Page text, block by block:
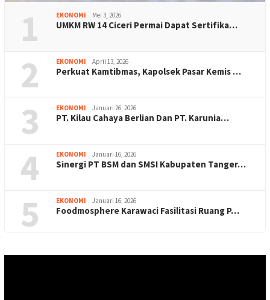
1 EKONOMI Mei 3, 2026
UMKM RW 14 Ciceri Permai Dapat Sertifika…
2 EKONOMI April 13, 2026
Perkuat Kamtibmas, Kapolsek Pasar Kemis …
3 EKONOMI Januari 26, 2026
PT. Kilau Cahaya Berlian Dan PT. Karunia…
4 EKONOMI Januari 16, 2026
Sinergi PT BSM dan SMSI Kabupaten Tanger…
5 EKONOMI Januari 16, 2026
Foodmosphere Karawaci Fasilitasi Ruang P…